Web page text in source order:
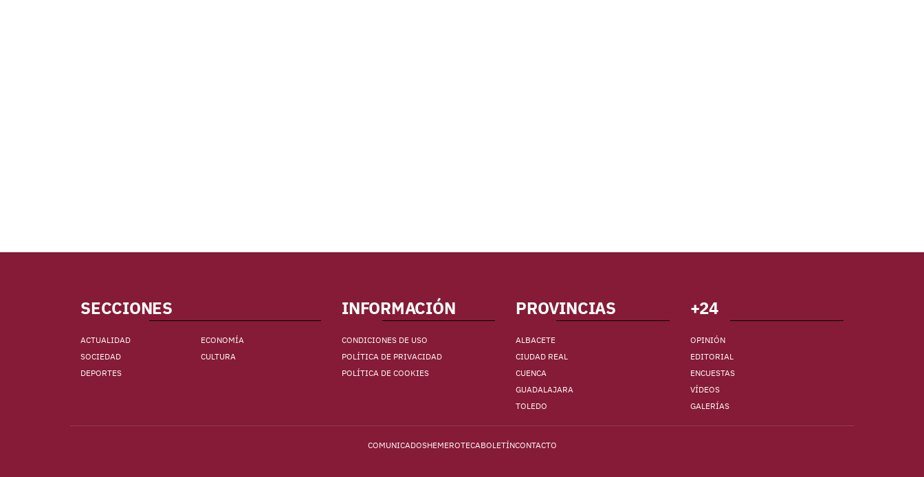
SECCIONES
ACTUALIDAD
ECONOMÍA
SOCIEDAD
CULTURA
DEPORTES
INFORMACIÓN
CONDICIONES DE USO
POLÍTICA DE PRIVACIDAD
POLÍTICA DE COOKIES
PROVINCIAS
ALBACETE
CIUDAD REAL
CUENCA
GUADALAJARA
TOLEDO
+24
OPINIÓN
EDITORIAL
ENCUESTAS
VÍDEOS
GALERÍAS
COMUNICADOSHEMEROTECABOLETÍNCONTACTO